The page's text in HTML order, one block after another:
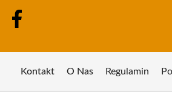
Kontakt O Nas Regulamin